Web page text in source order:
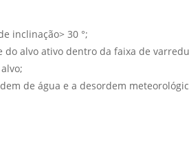
inclinação> 30 °;
alvo ativo dentro da faixa de
de água e a desordem